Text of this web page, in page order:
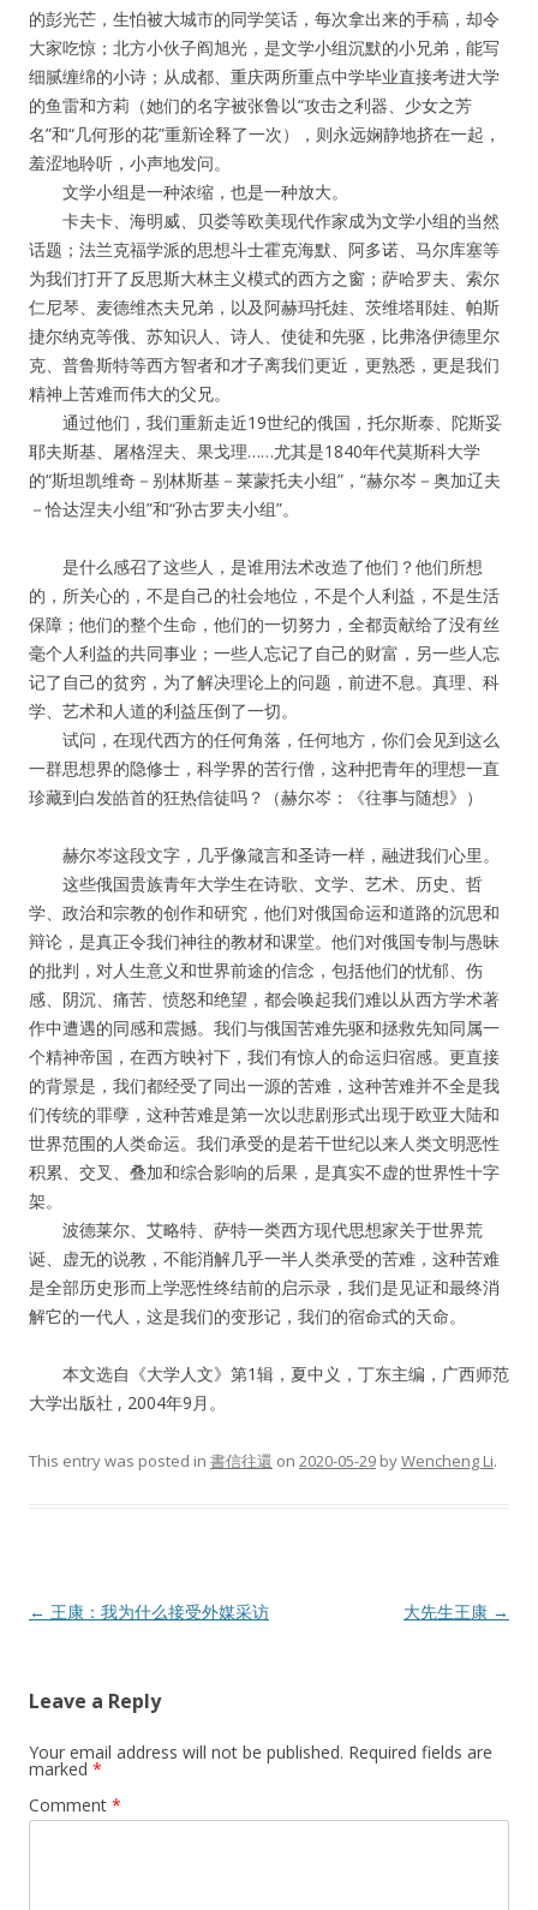
的彭光芒，生怕被大城市的同学笑话，每次拿出来的手稿，却令
大家吃惊；北方小伙子阎旭光，是文学小组沉默的小兄弟，能写
细腻缠绵的小诗；从成都、重庆两所重点中学毕业直接考进大学
的鱼雷和方莉（她们的名字被张鲁以“攻击之利器、少女之芳
名”和“几何形的花”重新诠释了一次），则永远娴静地挤在一起，
羞涩地聆听，小声地发问。
文学小组是一种浓缩，也是一种放大。
卡夫卡、海明威、贝娄等欧美现代作家成为文学小组的当然
话题；法兰克福学派的思想斗士霍克海默、阿多诺、马尔库塞等
为我们打开了反思斯大林主义模式的西方之窗；萨哈罗夫、索尔
仁尼琴、麦德维杰夫兄弟，以及阿赫玛托娃、茨维塔耶娃、帕斯
捷尔纳克等俄、苏知识人、诗人、使徒和先驱，比弗洛伊德里尔
克、普鲁斯特等西方智者和才子离我们更近，更熟悉，更是我们
精神上苦难而伟大的父兄。
通过他们，我们重新走近19世纪的俄国，托尔斯泰、陀斯妥
耶夫斯基、屠格涅夫、果戈理……尤其是1840年代莫斯科大学
的“斯坦凯维奇－别林斯基－莱蒙托夫小组”，“赫尔岑－奥加辽夫
－恰达涅夫小组”和“孙古罗夫小组”。
是什么感召了这些人，是谁用法术改造了他们？他们所想
的，所关心的，不是自己的社会地位，不是个人利益，不是生活
保障；他们的整个生命，他们的一切努力，全都贡献给了没有丝
毫个人利益的共同事业；一些人忘记了自己的财富，另一些人忘
记了自己的贫穷，为了解决理论上的问题，前进不息。真理、科
学、艺术和人道的利益压倒了一切。
试问，在现代西方的任何角落，任何地方，你们会见到这么
一群思想界的隐修士，科学界的苦行僧，这种把青年的理想一直
珍藏到白发皓首的狂热信徒吗？（赫尔岑：《往事与随想》）
赫尔岑这段文字，几乎像箴言和圣诗一样，融进我们心里。
这些俄国贵族青年大学生在诗歌、文学、艺术、历史、哲
学、政治和宗教的创作和研究，他们对俄国命运和道路的沉思和
辩论，是真正令我们神往的教材和课堂。他们对俄国专制与愚昧
的批判，对人生意义和世界前途的信念，包括他们的忧郁、伤
感、阴沉、痛苦、愤怒和绝望，都会唤起我们难以从西方学术著
作中遭遇的同感和震撼。我们与俄国苦难先驱和拯救先知同属一
个精神帝国，在西方映衬下，我们有惊人的命运归宿感。更直接
的背景是，我们都经受了同出一源的苦难，这种苦难并不全是我
们传统的罪孽，这种苦难是第一次以悲剧形式出现于欧亚大陆和
世界范围的人类命运。我们承受的是若干世纪以来人类文明恶性
积累、交叉、叠加和综合影响的后果，是真实不虚的世界性十字
架。
波德莱尔、艾略特、萨特一类西方现代思想家关于世界荒
诞、虚无的说教，不能消解几乎一半人类承受的苦难，这种苦难
是全部历史形而上学恶性终结前的启示录，我们是见证和最终消
解它的一代人，这是我们的变形记，我们的宿命式的天命。
本文选自《大学人文》第1辑，夏中义，丁东主编，广西师范
大学出版社 , 2004年9月。
This entry was posted in 書信往還 on 2020-05-29 byWencheng Li.
Post
← 王康：我为什么接受外媒采访 大先生王康 →
Leave a Reply
Your email address will not be published. Required fields are
marked *
Comment *